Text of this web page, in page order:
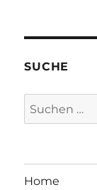
SUCHE
Suchen
nach:
Home